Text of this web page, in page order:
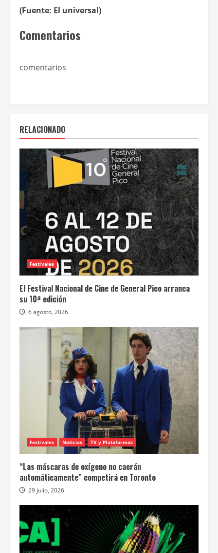
(Fuente: El universal)
Comentarios
comentarios
RELACIONADO
Festivales
El Festival Nacional de Cine de General Pico arranca
su 10ª edición
6 agosto, 2026
Festivales Noticias TV y Plataformas
“Las máscaras de oxígeno no caerán
automáticamente” competirá en Toronto
29 julio, 2026